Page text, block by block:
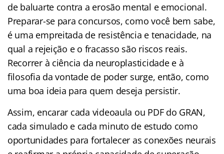
de baluarte contra a erosão mental e emocional.
Preparar-se para concursos, como você bem sabe,
é uma empreitada de resistência e tenacidade, na
qual a rejeição e o fracasso são riscos reais.
Recorrer à ciência da neuroplasticidade e à
filosofia da vontade de poder surge, então, como
uma boa ideia para quem deseja persistir.
Assim, encarar cada videoaula ou PDF do GRAN,
cada simulado e cada minuto de estudo como
oportunidades para fortalecer as conexões neurais